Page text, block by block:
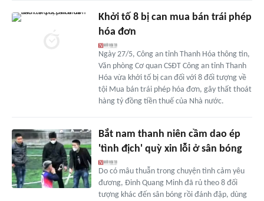
Khởi tố 8 bị can mua bán trái phép
hóa đơn
Ngày 27/5, Công an tỉnh Thanh Hóa thông tin,
Văn phòng Cơ quan CSĐT Công an tỉnh Thanh
Hóa vừa khởi tố bị can đối với 8 đối tượng về
tội Mua bán trái phép hóa đơn, gây thất thoát
hàng tỷ đồng tiền thuế của Nhà nước.
Bắt nam thanh niên cầm dao ép
'tình địch' quỳ xin lỗi ở sân bóng
Do có mâu thuẫn trong chuyện tình cảm yêu
đương, Đinh Quang Minh đã rủ theo 8 đối
tượng khác đến sân bóng rồi đánh đập, dùng